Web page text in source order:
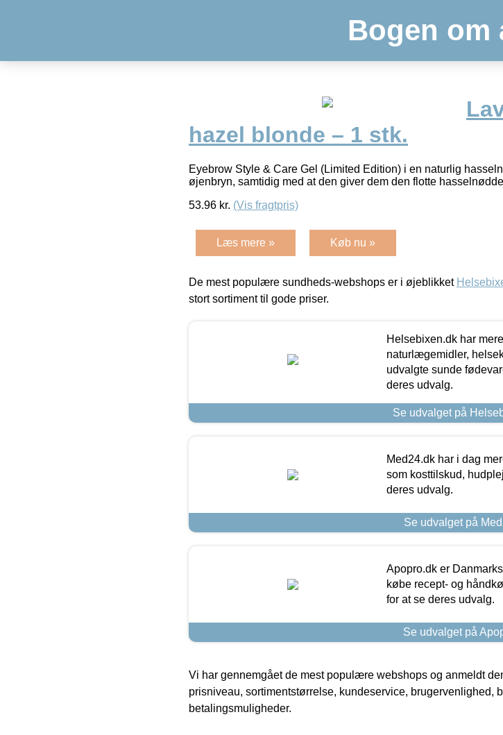
Bogen om
hazel blonde – 1 stk.
Eyebrow Style & Care Gel (Limited Edition) i en naturlig
øjenbryn, samtidig med at den giver dem den flotte
53.96 kr. (Vis fragtpris)
Læs mere » Køb nu »
De mest populære sundheds-webshops er i øjeblikket
stort sortiment til gode priser.
Helsebixen.dk har
naturlægemidler,
udvalgte sunde
deres udvalg.
Se udvalget på
Med24.dk har i dag
som kosttilskud,
deres udvalg.
Se udvalget på
Apopro.dk er
købe recept- og
for at se deres udvalg.
Se udvalget på
Vi har gennemgået de mest populære webshops og anmeldt
prisniveau, sortimentstørrelse, kundeservice, brugervenlighed,
betalingsmuligheder.